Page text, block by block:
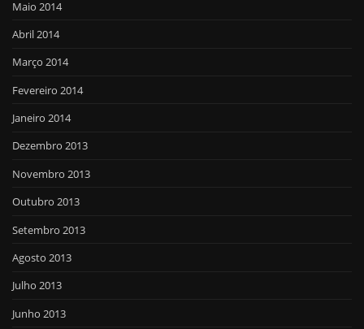
Maio 2014
Abril 2014
Março 2014
Fevereiro 2014
Janeiro 2014
Dezembro 2013
Novembro 2013
Outubro 2013
Setembro 2013
Agosto 2013
Julho 2013
Junho 2013